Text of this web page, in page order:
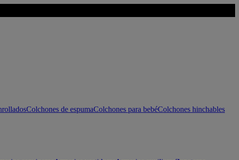
Colchones de espumaColchones para bebéColchones hinchables